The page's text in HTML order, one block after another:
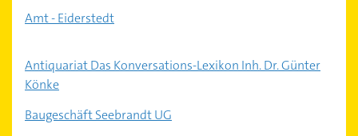
Amt - Eiderstedt
Antiquariat Das Konversations-Lexikon Inh. Dr. Günter
Könke
Baugeschäft Seebrandt UG